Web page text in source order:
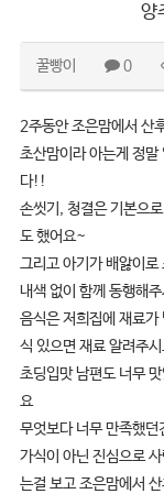
양
꿀빵이 0
2주동안 조은맘에서 산
초산맘이라 아는게 정말
다!!
손씻기, 청결은 기본으
도 했어요~
그리고 아기가 배앓이
내색 없이 함께 동행해
음식은 저희집에 재료
식 있으면 재료 알려주
초딩입맛 남편도 너무
요
무엇보다 너무 만족했
가식이 아닌 진심으로
는걸 보고 조은맘에서